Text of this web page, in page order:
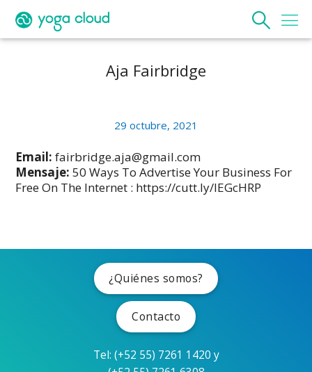
Aja Fairbridge
29 octubre, 2021
Email: fairbridge.aja@gmail.com
Mensaje: 50 Ways To Advertise Your Business For
Free On The Internet : https://cutt.ly/IEGcHRP
¿Quiénes somos?
Contacto
Tel: (+52 55) 7261 1420 y